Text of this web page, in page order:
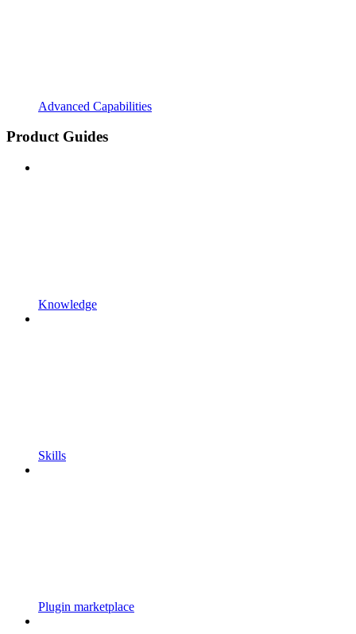
Advanced Capabilities
Product Guides
Knowledge
Skills
Plugin marketplace